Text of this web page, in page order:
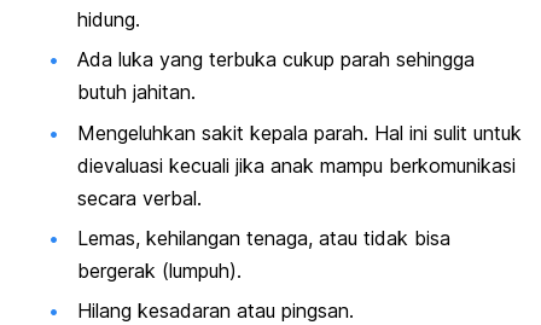
hidung.
Ada luka yang terbuka cukup parah sehingga
butuh jahitan.
Mengeluhkan sakit kepala parah. Hal ini sulit untuk
dievaluasi kecuali jika anak mampu berkomunikasi
secara verbal.
Lemas, kehilangan tenaga, atau tidak bisa
bergerak (lumpuh).
Hilang kesadaran atau pingsan.